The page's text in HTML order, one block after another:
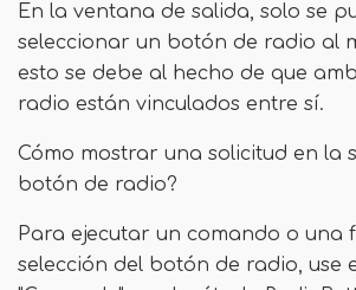
En la ventana de salida, solo se
seleccionar un botón de radio al
esto se debe al hecho de que
radio están vinculados entre sí.
Cómo mostrar una solicitud en la
botón de radio?
Para ejecutar un comando o una
selección del botón de radio, use